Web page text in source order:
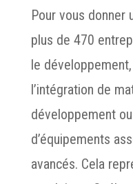
Pour vous donner
plus de 470
le
l’intégration de
développement
d’équipements
avancés. Cela